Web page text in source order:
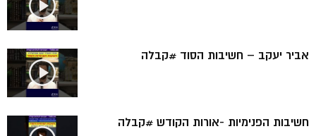
אביר יעקב – חשיבות הסוד #קבלה
חשיבות הפנימיות -אורות הקודש #קבלה